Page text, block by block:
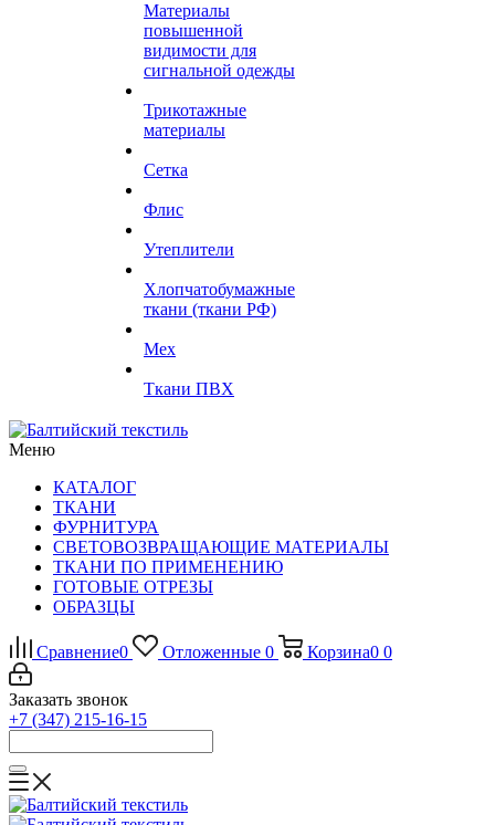
Материалы
повышенной
видимости для
сигнальной одежды
Трикотажные
материалы
Сетка
Флис
Утеплители
Хлопчатобумажные
ткани (ткани РФ)
Мех
Ткани ПВХ
Меню
КАТАЛОГ
ТКАНИ
ФУРНИТУРА
СВЕТОВОЗВРАЩАЮЩИЕ МАТЕРИАЛЫ
ТКАНИ ПО ПРИМЕНЕНИЮ
ГОТОВЫЕ ОТРЕЗЫ
ОБРАЗЦЫ
Сравнение0 Отложенные 0 Корзина0 0
Заказать звонок
+7 (347) 215-16-15